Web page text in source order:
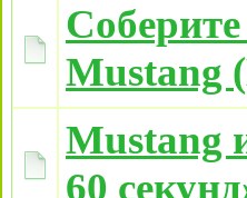
Mustang
Mustang
60